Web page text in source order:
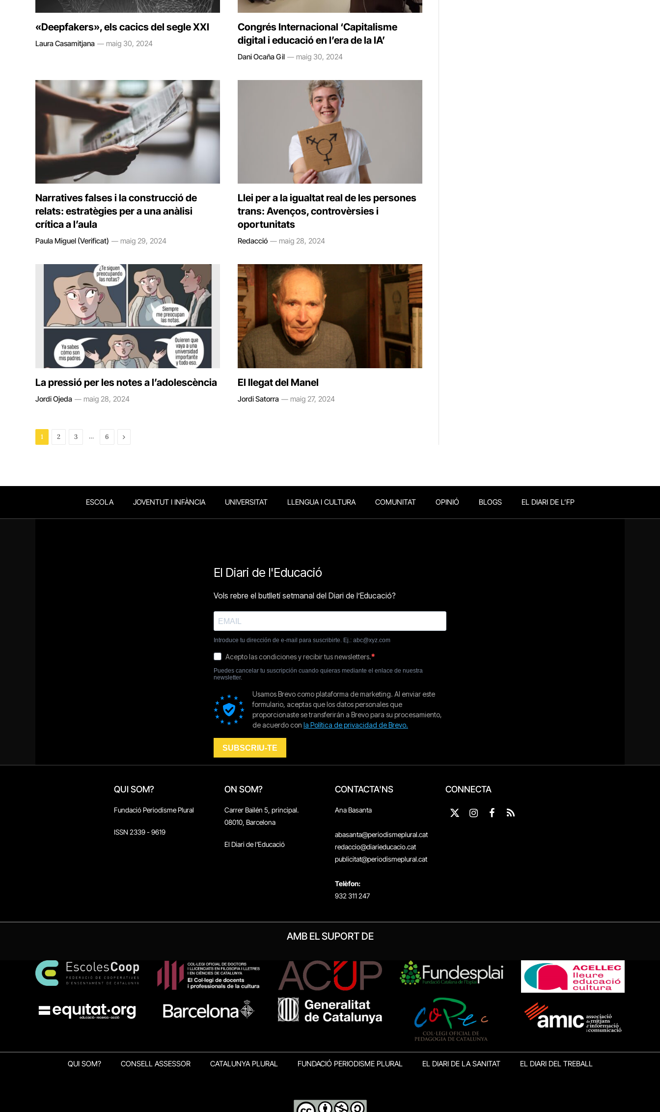
«Deepfakers», els cacics del segle XXI
Laura Casamitjana maig 30, 2024
Congrés Internacional ‘Capitalisme
digital i educació en l’era de la IA’
Dani Ocaña Gil maig 30, 2024
Narratives falses i la construcció de
relats: estratègies per a una anàlisi
crítica a l’aula
Paula Miguel (Verificat) maig 29, 2024
Llei per a la igualtat real de les persones
trans: Avenços, controvèrsies i
oportunitats
Redacció maig 28, 2024
La pressió per les notes a l’adolescència
Jordi Ojeda maig 28, 2024
El llegat del Manel
Jordi Satorra maig 27, 2024
1 2 3 … 6 Next
ESCOLA JOVENTUT I INFÀNCIA UNIVERSITAT LLENGUA I CULTURA COMUNITAT OPINIÓ BLOGS EL DIARI DE L’FP
QUI SOM?
Fundació Periodisme Plural
ISSN 2339 - 9619
ON SOM?
Carrer Bailén 5, principal.
08010, Barcelona
El Diari de l'Educació
CONTACTA'NS
Ana Basanta
abasanta@periodismeplural.cat
redaccio@diarieducacio.cat
publicitat@periodismeplural.cat
Telèfon:
932 311 247
CONNECTA
X
Instagram
Facebook
RSS
AMB EL SUPORT DE
QUI SOM? CONSELL ASSESSOR CATALUNYA PLURAL FUNDACIÓ PERIODISME PLURAL EL DIARI DE LA SANITAT EL DIARI DEL TREBALL